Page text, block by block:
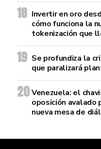
Invertir en oro
cómo funciona la
tokenización que
Se profundiza la
que paralizará
Venezuela: el
oposición avalado
nueva mesa de